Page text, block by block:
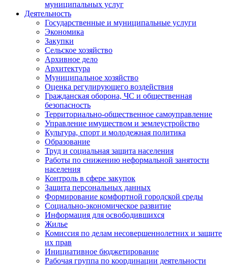
муниципальных услуг
Деятельность
Государственные и муниципальные услуги
Экономика
Закупки
Сельское хозяйство
Архивное дело
Архитектура
Муниципальное хозяйство
Оценка регулирующего воздействия
Гражданская оборона, ЧС и общественная
безопасность
Территориально-общественное самоуправление
Управление имуществом и землеустройство
Культура, спорт и молодежная политика
Образование
Труд и социальная защита населения
Работы по снижению неформальной занятости
населения
Контроль в сфере закупок
Защита персональных данных
Формирование комфортной городской среды
Социально-экономическое развитие
Информация для освободившихся
Жилье
Комиссия по делам несовершеннолетних и защите
их прав
Инициативное бюджетирование
Рабочая группа по координации деятельности